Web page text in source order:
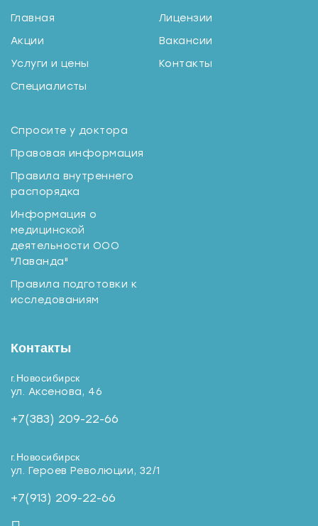
Главная
Акции
Услуги и цены
Специалисты
Лицензии
Вакансии
Контакты
Спросите у доктора
Правовая информация
Правила внутреннего
распорядка
Информация о
медицинской
деятельности ООО
"Лаванда"
Правила подготовки к
исследованиям
Контакты
г.Новосибирск
ул. Аксенова, 46
+7(383) 209-22-66
г.Новосибирск
ул. Героев Революции, 32/1
+7(913) 209-22-66